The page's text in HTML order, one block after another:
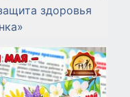
здоровья